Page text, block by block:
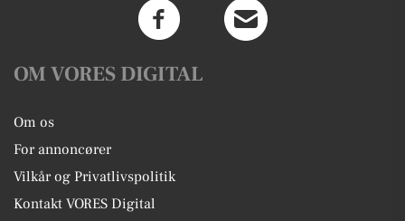
OM VORES DIGITAL
Om os
For annoncører
Vilkår og Privatlivspolitik
Kontakt VORES Digital